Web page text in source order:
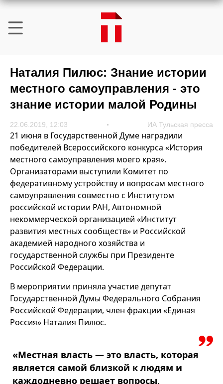
Наталия Пилюс: Знание истории
местного самоуправления - это
знание истории малой Родины
22.06.2019, 12:03 ИА Тульская пресса
21 июня в Государственной Думе наградили
победителей Всероссийского конкурса «История
местного самоуправления моего края».
Организаторами выступили Комитет по
федеративному устройству и вопросам местного
самоуправления совместно с Институтом
российской истории РАН, Автономной
некоммерческой организацией «Институт
развития местных сообществ» и Российской
академией народного хозяйства и
государственной службы при Президенте
Российской Федерации.
В мероприятии приняла участие депутат
Государственной Думы Федерального Собрания
Российской Федерации, член фракции «Единая
Россия» Наталия Пилюс.
«Местная власть — это власть, которая
является самой близкой к людям и
каждодневно решает вопросы,